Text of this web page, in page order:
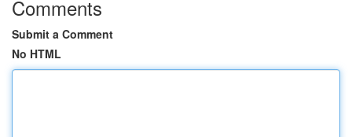
Comments
Submit a Comment
No HTML